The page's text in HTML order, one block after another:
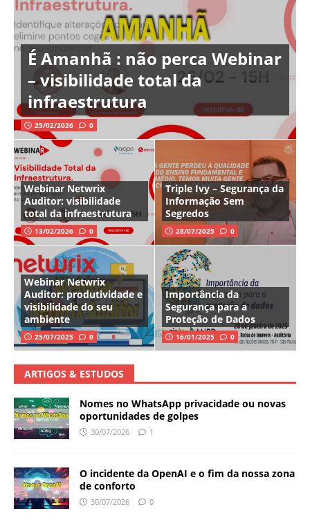
É Amanhã : não perca Webinar
– visibilidade total da
infraestrutura
25/02/2026 0
Webinar Netwrix
Auditor: visibilidade
total da infraestrutura
13/02/2026 0
Triple Ivy – Segurança da
Informação Sem
Segredos
28/07/2025 0
Webinar Netwrix
Auditor: produtividade e
visibilidade do seu
ambiente
25/07/2025 0
Importância da
Segurança para a
Proteção de Dados
16/01/2025 0
ARTIGOS & ESTUDOS
Nomes no WhatsApp privacidade ou novas
oportunidades de golpes
30/07/2026 1
O incidente da OpenAI e o fim da nossa zona
de conforto
30/07/2026 0